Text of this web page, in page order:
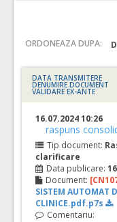
ORDONEAZA DUPA:
DATA TRANSMITERE
DENUMIRE DOCUMENT
VALIDARE EX-ANTE
16.07.2024 10:26
raspuns
Tip document:
clarificare
Data publicare:
Document:
SISTEM AUTOMAT
CLINICE.pdf.p7s
Comentariu: